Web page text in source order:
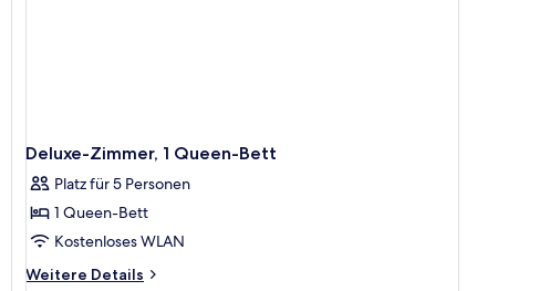
Deluxe-Zimmer, 1 Queen-Bett
Platz für 5 Personen
1 Queen-Bett
Kostenloses WLAN
Weitere Details
Weitere